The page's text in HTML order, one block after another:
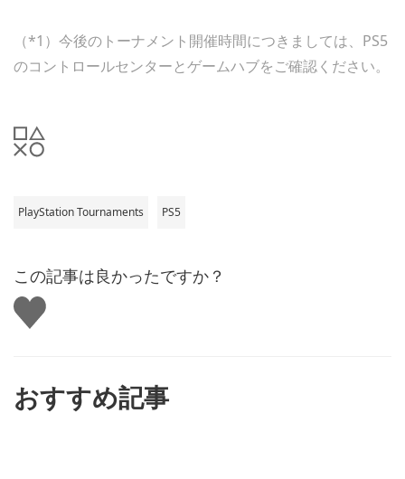
（*1）今後のトーナメント開催時間につきましては、PS5
のコントロールセンターとゲームハブをご確認ください。
PlayStation Tournaments PS5
この記事は良かったですか？
い
い
おすすめ記事